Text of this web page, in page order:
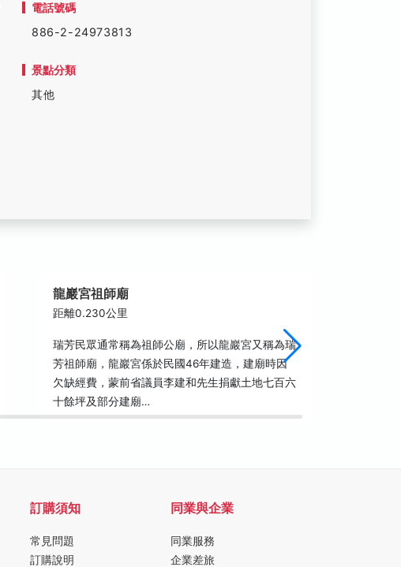
電話號碼
886-2-24973813
景點分類
其他
龍巖宮祖師廟
距離0.230公里
瑞芳民眾通常稱為祖師公廟，所以龍巖宮又稱為瑞
芳祖師廟，龍巖宮係於民國46年建造，建廟時因
欠缺經費，蒙前省議員李建和先生捐獻土地七百六
十餘坪及部分建廟…
訂購須知
常見問題
訂購說明
同業與企業
同業服務
企業差旅